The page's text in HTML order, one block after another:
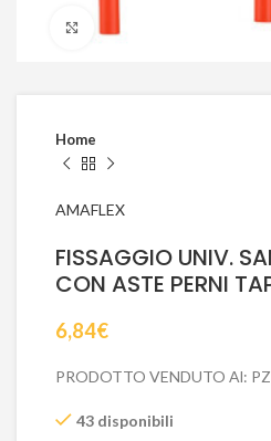
Home
AMAFLEX
FISSAGGIO UNIV.
CON ASTE PERNI
6,84€
PRODOTTO VENDUTO Al: PZ
43 disponibili